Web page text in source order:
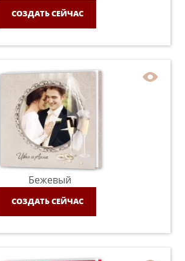
СОЗДАТЬ СЕЙЧАС
Бежевый
СОЗДАТЬ СЕЙЧАС